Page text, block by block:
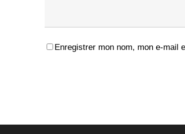
Enregistrer mon nom, mon e-mail